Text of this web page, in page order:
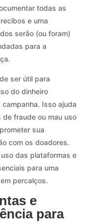
todas as
e uma
serão (ou foram)
para a
ser útil para
do dinheiro
Isso ajuda
fraude ou mau uso
sua
com os doadores.
das plataformas e
para uma
percalços.
e
para